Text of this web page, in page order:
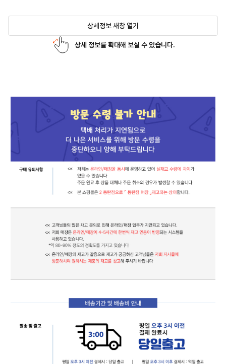
상세정보 새창 열기
상세 정보를 확대해 보실 수 있습니다.